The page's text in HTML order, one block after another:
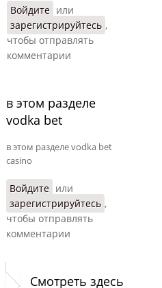
Войдите или
зарегистрируйтесь ,
чтобы отправлять
комментарии
в этом разделе
vodka bet
в этом разделе vodka bet
casino
Войдите или
зарегистрируйтесь ,
чтобы отправлять
комментарии
Смотреть здесь